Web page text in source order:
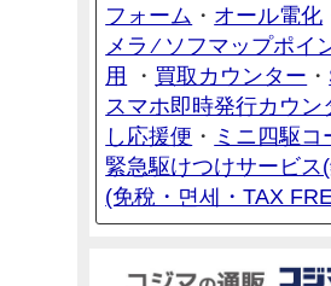
フォーム ・ オール電化
メラ ⁄ ソフマップポイ
用
・ 買取カウンター ・
スマホ即時発行カウン
し応援便 ・ ミニ四駆コ
緊急駆けつけサービス
(免稅・면세・TAX